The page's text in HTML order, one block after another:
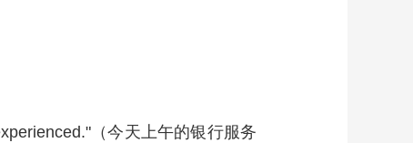
（今天上午的银行服务